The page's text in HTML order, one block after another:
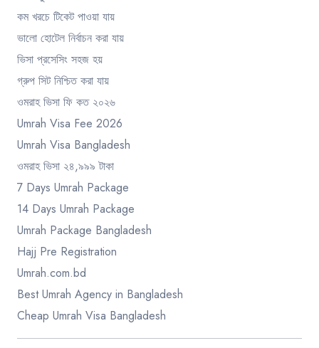
কম খরচে টিকেট পাওয়া যায়
ভালো হোটেল নির্বাচন করা যায়
ভিসা প্রসেসিং সহজ হয়
গ্রুপ সিট নিশ্চিত করা যায়
ওমরাহ ভিসা ফি কত ২০২৬
Umrah Visa Fee 2026
Umrah Visa Bangladesh
ওমরাহ ভিসা ২৪,৯৯৯ টাকা
7 Days Umrah Package
14 Days Umrah Package
Umrah Package Bangladesh
Hajj Pre Registration
Umrah.com.bd
Best Umrah Agency in Bangladesh
Cheap Umrah Visa Bangladesh